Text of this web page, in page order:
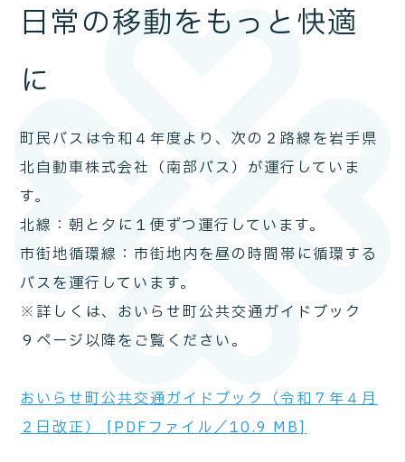
日常の移動をもっと快適
に
町民バスは令和４年度より、次の２路線を岩手県
北自動車株式会社（南部バス）が運行していま
す。
北線：朝と夕に１便ずつ運行しています。
市街地循環線：市街地内を昼の時間帯に循環する
バスを運行しています。
※詳しくは、おいらせ町公共交通ガイドブック
９ページ以降をご覧ください。
おいらせ町公共交通ガイドブック（令和７年４月
２日改正） [PDFファイル／10.9 MB]